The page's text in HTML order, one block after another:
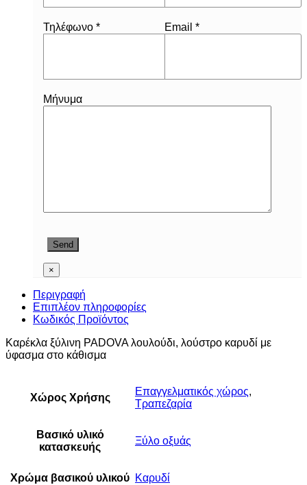
Τηλέφωνο * Email *
Μήνυμα
×
Περιγραφή
Επιπλέον πληροφορίες
Κωδικός Προϊόντος
Καρέκλα ξύλινη PADOVA λουλούδι, λούστρο καρυδί με
ύφασμα στο κάθισμα
Χώρος Χρήσης
Επαγγελματικός χώρος,
Τραπεζαρία
Βασικό υλικό
κατασκευής
Ξύλο οξυάς
Χρώμα βασικού υλικού Καρυδί